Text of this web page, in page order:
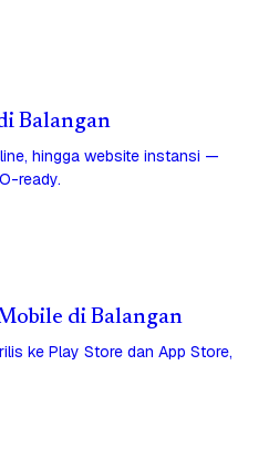
Balangan
hingga website instansi —
ready.
di Balangan
ke Play Store dan App Store,